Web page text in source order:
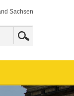
Sachsen